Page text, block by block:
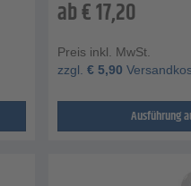
ab€17,20
Preis inkl. MwSt.
zzgl. € 5,90
Ausführung